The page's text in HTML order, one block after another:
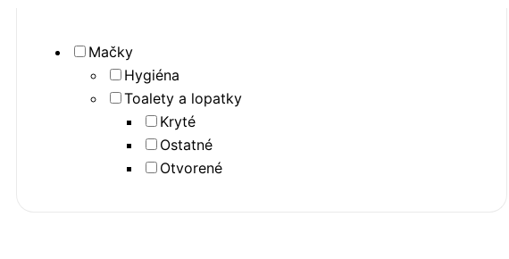
Mačky
Hygiéna
Toalety a lopatky
Kryté
Ostatné
Otvorené